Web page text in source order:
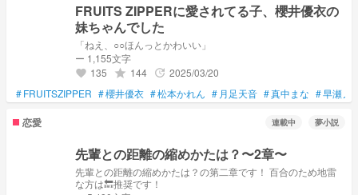
FRUITS ZIPPERに愛されてる子、櫻井優衣の
妹ちゃんでした
「ねえ、○○ほんっとかわいい」
ー 1,155文字
favorite 135 grade 144 update 2025/03/20
#FRUITSZIPPER #櫻井優衣 #松本かれん # 月足天音 #真中まな #早瀬ノ
恋愛 連載中 夢小説
先輩との距離の縮めかたは？〜2章〜
先輩との距離の縮めかたは？の第二章です！ 百合のため地雷
な方は🔙推奨です！